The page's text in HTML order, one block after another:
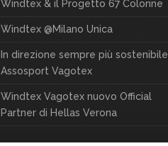
Windtex & il Progetto 67 Colonne
Windtex @Milano Unica
In direzione sempre più sostenibile.
Assosport Vagotex
Windtex Vagotex nuovo Official
Partner di Hellas Verona